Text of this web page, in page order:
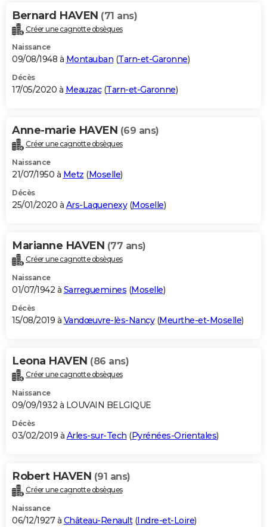
Bernard HAVEN (71 ans)
Créer une cagnotte obsèques
Naissance
09/08/1948 à Montauban (Tarn-et-Garonne)
Décès
17/05/2020 à Meauzac(Tarn-et-Garonne)
Anne-marie HAVEN (69 ans)
Créer une cagnotte obsèques
Naissance
21/07/1950 à Metz (Moselle)
Décès
25/01/2020 à Ars-Laquenexy(Moselle)
Marianne HAVEN (77 ans)
Créer une cagnotte obsèques
Naissance
01/07/1942 à Sarreguemines (Moselle)
Décès
15/08/2019 à Vandœuvre-lès-Nancy(Meurthe-et-Moselle)
Leona HAVEN (86 ans)
Créer une cagnotte obsèques
Naissance
09/09/1932 à LOUVAIN BELGIQUE
Décès
03/02/2019 à Arles-sur-Tech (Pyrénées-Orientales)
Robert HAVEN (91 ans)
Créer une cagnotte obsèques
Naissance
06/12/1927 à Château-Renault(Indre-et-Loire)